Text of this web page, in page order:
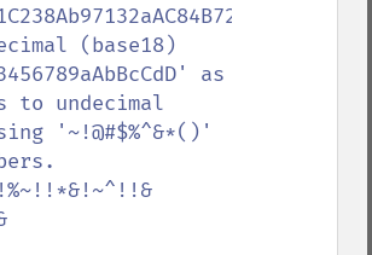
(base18)
as
to undecimal
'~!@#$%^&*()'